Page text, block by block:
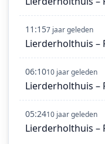
11:157 jaar geleden
Lierderholthuis –
06:1010 jaar geleden
Lierderholthuis –
05:2410 jaar geleden
Lierderholthuis –